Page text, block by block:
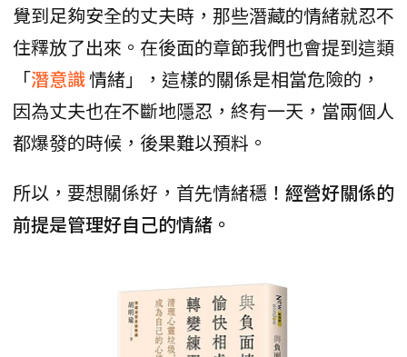
覺到足夠安全的丈夫時，那些潛藏的情緒就忍不
住釋放了出來。在後面的章節我們也會提到這類
「潛意識情緒」，這樣的關係是相當危險的，
因為丈夫也在不斷地隱忍，終有一天，當兩個人
都爆發的時候，後果難以預料。
所以，要想關係好，首先情緒穩！ 經營好關係的
前提是管理好自己的情緒。